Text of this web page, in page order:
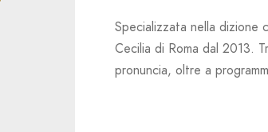
Specializzata nella dizione
Cecilia di Roma dal 2013.
pronuncia, oltre a